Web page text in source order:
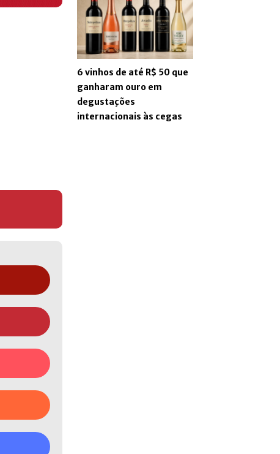
6 vinhos de até R$ 50 que
ganharam ouro em
degustações
internacionais às cegas